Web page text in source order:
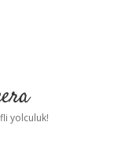
yolculuk!